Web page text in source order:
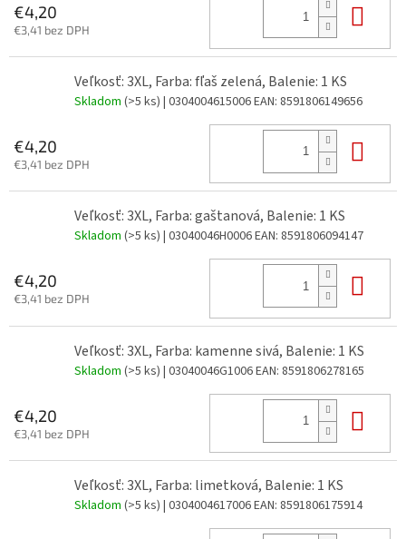
€4,20
€3,41 bez DPH
Veľkosť: 3XL, Farba: fľaš zelená, Balenie: 1 KS
Skladom (>5 ks) | 0304004615006EAN: 8591806149656
€4,20
€3,41 bez DPH
Veľkosť: 3XL, Farba: gaštanová, Balenie: 1 KS
Skladom (>5 ks) | 03040046H0006EAN: 8591806094147
€4,20
€3,41 bez DPH
Veľkosť: 3XL, Farba: kamenne sivá, Balenie: 1 KS
Skladom (>5 ks) | 03040046G1006EAN: 8591806278165
€4,20
€3,41 bez DPH
Veľkosť: 3XL, Farba: limetková, Balenie: 1 KS
Skladom (>5 ks) | 0304004617006EAN: 8591806175914